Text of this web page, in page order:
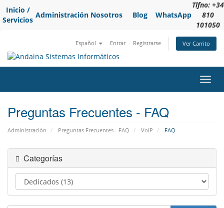
Inicio /
Servicios
Administración Nosotros Blog WhatsApp
Tlfno: +34
810
101050
Español Entrar Registrarse Ver Carrito
Preguntas Frecuentes - FAQ
Administración Preguntas Frecuentes - FAQ VoIP FAQ
Categorías